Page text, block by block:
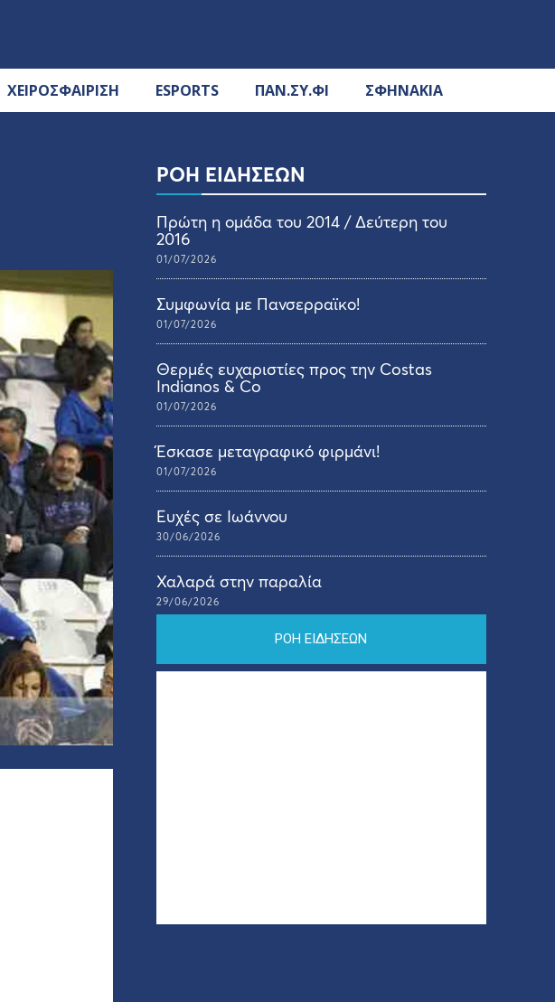
ΧΕΙΡΟΣΦΑΙΡΙΣΗ ESPORTS ΠΑΝ.ΣΥ.ΦΙ ΣΦΗΝΑΚΙΑ
ΡΟΗ ΕΙΔΗΣΕΩΝ
Πρώτη η ομάδα του 2014 / Δεύτερη του
2016
01/07/2026
Συμφωνία με Πανσερραϊκο!
01/07/2026
Θερμές ευχαριστίες προς την Costas
Indianos & Co
01/07/2026
Έσκασε μεταγραφικό φιρμάνι!
01/07/2026
Ευχές σε Ιωάννου
30/06/2026
Χαλαρά στην παραλία
29/06/2026
ΡΟΗ ΕΙΔΗΣΕΩΝ